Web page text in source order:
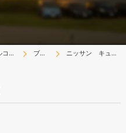
町田市の自動車販売は株式会社ラポールコーポレーション ブログ ニッサン キューブ入庫